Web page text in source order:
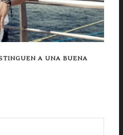
A UNA BUENA